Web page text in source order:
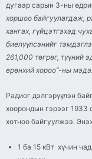
дугаар сарын 3-ны
хоршоо байгуулагдаж,
хангах, гүйцэтгэхэд
биелүүлсэнийг
261,000 төгрөг, түүний
ерөнхий хороо”-ны
Радиог дэлгэрүүлэн
хоорондын гэрээг 1933
хотноо байгуулжээ.
1 ба 15 кВт хүчин